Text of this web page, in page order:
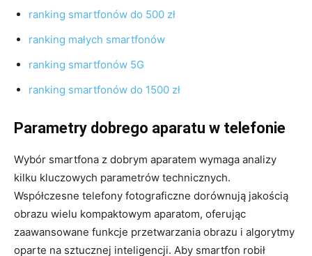
ranking smartfonów do 500 zł
ranking małych smartfonów
ranking smartfonów 5G
ranking smartfonów do 1500 zł
Parametry dobrego aparatu w telefonie
Wybór smartfona z dobrym aparatem wymaga analizy
kilku kluczowych parametrów technicznych.
Współczesne telefony fotograficzne dorównują jakością
obrazu wielu kompaktowym aparatom, oferując
zaawansowane funkcje przetwarzania obrazu i algorytmy
oparte na sztucznej inteligencji. Aby smartfon robił